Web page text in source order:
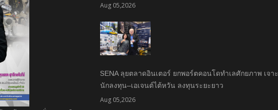
Aug 05,2026
SENA ลุยตลาดอินเตอร์ ยกพอร์ตคอนโดทำเลศักยภาพ เจาะ
นักลงทุน–เอเจนต์ไต้หวัน ลงทุนระยะยาว
Aug 05,2026